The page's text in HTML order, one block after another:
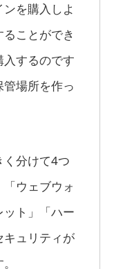
を購入しよ
ことができ
入するのです
場所を作っ
分けて4つ
ウェブウォ
ト」「ハー
キュリティが